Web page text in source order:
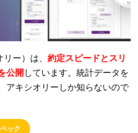
ー）は、 約定スピードとスリ
公開 しています。統計データを
アキシオリーしか知らないので
ック